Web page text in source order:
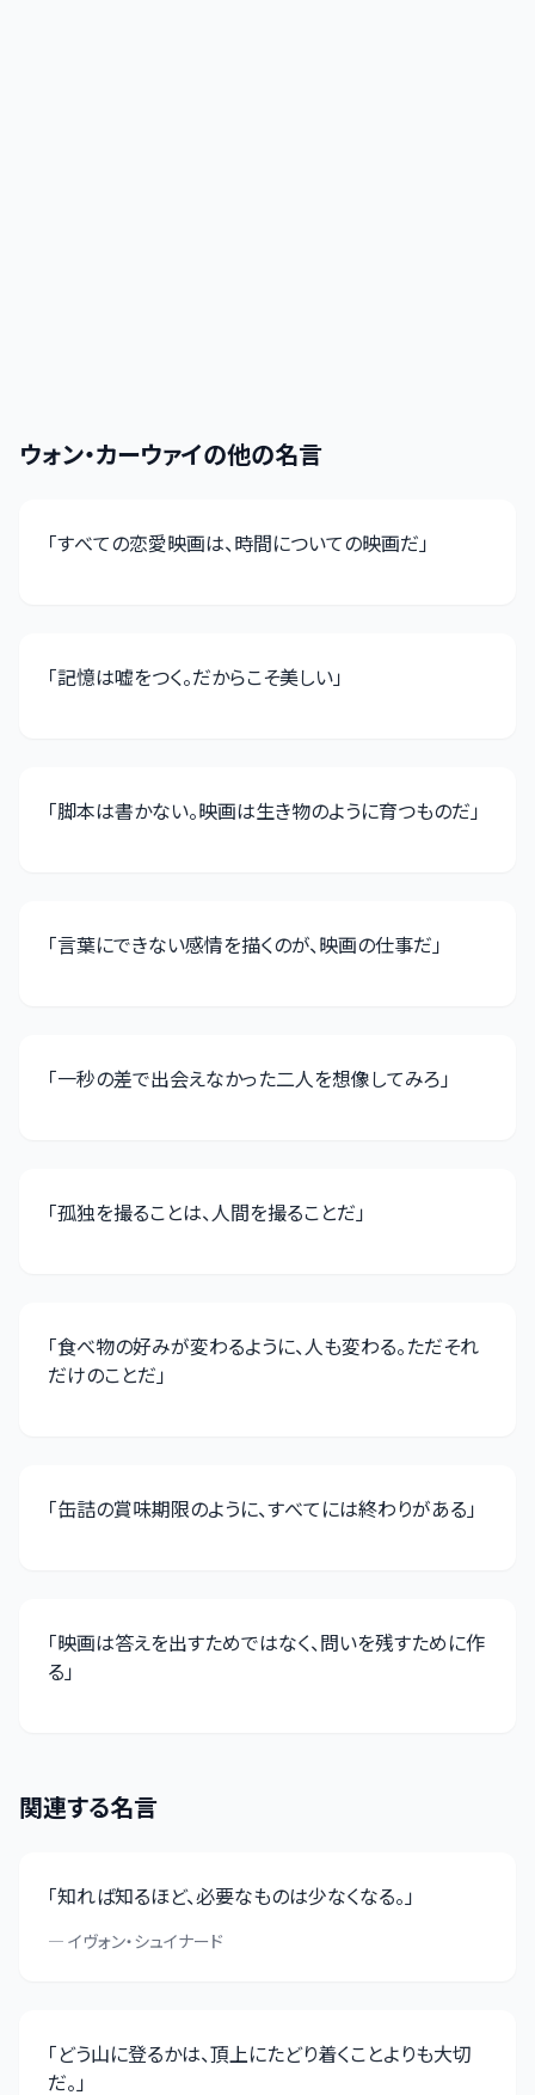
ウォン・カーウァイの他の名言
「すべての恋愛映画は、時間についての映画だ」
「記憶は嘘をつく。だからこそ美しい」
「脚本は書かない。映画は生き物のように育つものだ」
「言葉にできない感情を描くのが、映画の仕事だ」
「一秒の差で出会えなかった二人を想像してみろ」
「孤独を撮ることは、人間を撮ることだ」
「食べ物の好みが変わるように、人も変わる。ただそれ
だけのことだ」
「缶詰の賞味期限のように、すべてには終わりがある」
「映画は答えを出すためではなく、問いを残すために作
る」
関連する名言
「知れば知るほど、必要なものは少なくなる。」
— イヴォン・シュイナード
「どう山に登るかは、頂上にたどり着くことよりも大切
だ。」